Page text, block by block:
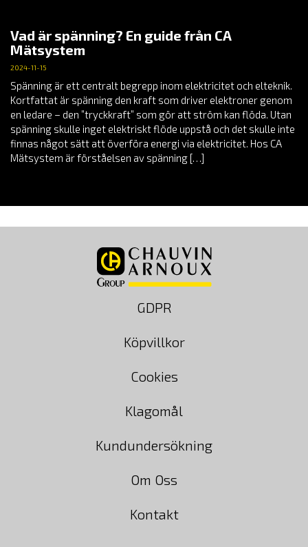
Vad är spänning? En guide från CA
Mätsystem
2024-11-15
Spänning är ett centralt begrepp inom elektricitet och elteknik.
Kortfattat är spänning den kraft som driver elektroner genom
en ledare – den ”tryckkraft” som gör att ström kan flöda. Utan
spänning skulle inget elektriskt flöde uppstå och det skulle inte
finnas något sätt att överföra energi via elektricitet. Hos CA
Mätsystem är förståelsen av spänning […]
GDPR
Köpvillkor
Cookies
Klagomål
Kundundersökning
Om Oss
Kontakt